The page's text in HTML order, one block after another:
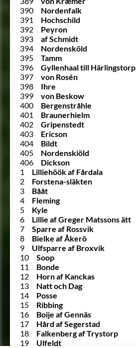
390
Nordenfalk
391
Hochschild
392
Peyron
393
af Schmidt
394
Nordensköld
395
Tamm
396
Gyllenhaal till Härlingstorp
397
von Rosén
398
Ihre
399
von Beskow
400
Bergenstråhle
401
Braunerhielm
402
Gripenstedt
403
Ericson
404
Bildt
405
Nordenskiöld
406
Dickson
1
Lilliehöök af Fårdala
2
Forstena-släkten
3
Bååt
4
Fleming
5
Kyle
6
Lillie af Greger Matssons ätt
7
Sparre af Rossvik
8
Bielke af Åkerö
9
Ulfsparre af Broxvik
10
Soop
11
Bonde
12
Horn af Kanckas
13
Natt och Dag
14
Posse
15
Ribbing
16
Boije af Gennäs
17
Hård af Segerstad
18
Falkenberg af Trystorp
19
Ulfeldt